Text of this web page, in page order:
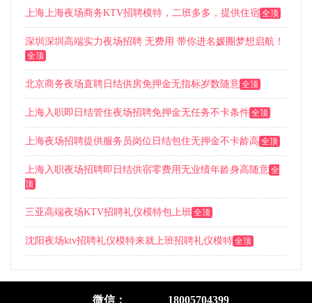
上海上海夜场商务KTV招聘模特，二班多多，提供住宿 全顶
深圳深圳高端实力夜场招聘 无费用 带你进名媛圈梦想启航！
全顶
北京商务夜场直聘日结供房免押金无指标岁数随意 全顶
上海入职即日结管住夜场招聘免押金无任务不卡条件 全顶
上海夜场招聘提供服务员岗位日结包住无押金不卡龄高 全顶
上海入职夜场招聘即日结供宿零费用无业绩年龄身高随意 全
顶
三亚高端夜场KTV招聘礼仪模特包上班 全顶
沈阳夜场ktv招聘礼仪模特来就上班招聘礼仪模特 全顶
微信： 18005704399